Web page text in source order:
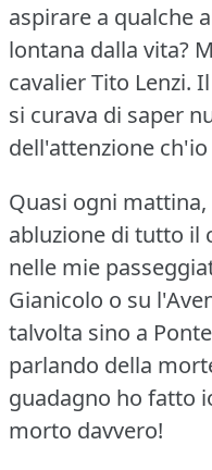
aspirare a qualche
lontana dalla vita?
cavalier Tito Lenzi.
si curava di saper
dell'attenzione
Quasi ogni
abluzione di tutto il
nelle mie
Gianicolo o su
talvolta sino a
parlando della
guadagno ho fatto
morto davvero!